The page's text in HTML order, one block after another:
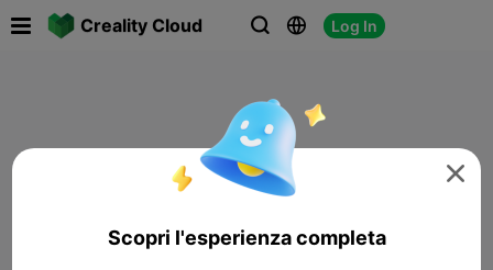
Creality Cloud   Log In

Scopri l'esperienza completa